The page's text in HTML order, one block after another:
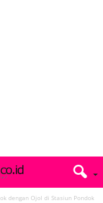
dengan Ojol di Stasiun Pondok